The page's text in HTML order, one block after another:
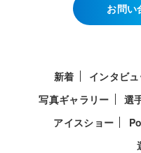
お問い
新着 インタビ
写真ギャラリー
選
アイスショー